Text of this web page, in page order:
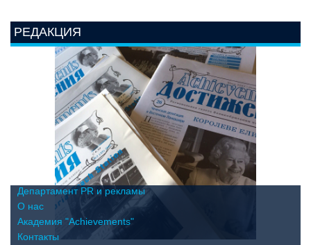
РЕДАКЦИЯ
Департамент PR и рекламы
О нас
Академия "Achievements"
Контакты